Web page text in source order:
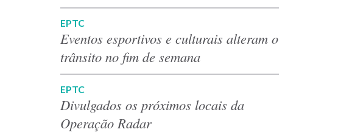
EPTC
Eventos esportivos e culturais alteram o
trânsito no fim de semana
EPTC
Divulgados os próximos locais da
Operação Radar